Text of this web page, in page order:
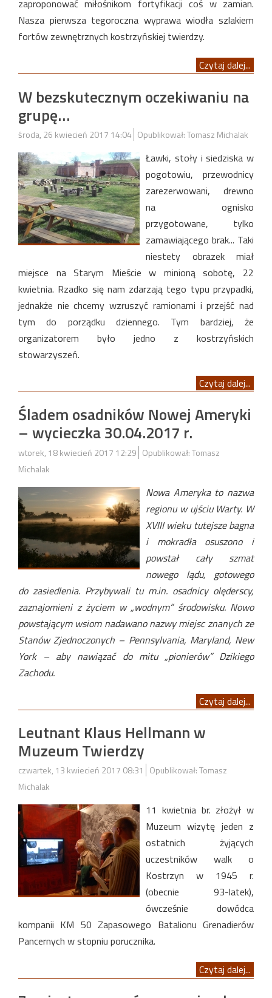
zaproponować miłośnikom fortyfikacji coś w zamian.
Nasza pierwsza tegoroczna wyprawa wiodła szlakiem
fortów zewnętrznych kostrzyńskiej twierdzy.
Czytaj dalej...
W bezskutecznym oczekiwaniu na
grupę…
środa, 26 kwiecień 2017 14:04 Opublikował: Tomasz Michalak
Ławki, stoły i siedziska w
pogotowiu, przewodnicy
zarezerwowani, drewno
na ognisko
przygotowane, tylko
zamawiającego brak... Taki
niestety obrazek miał
miejsce na Starym Mieście w minioną sobotę, 22
kwietnia. Rzadko się nam zdarzają tego typu przypadki,
jednakże nie chcemy wzruszyć ramionami i przejść nad
tym do porządku dziennego. Tym bardziej, że
organizatorem było jedno z kostrzyńskich
stowarzyszeń.
Czytaj dalej...
Śladem osadników Nowej Ameryki
– wycieczka 30.04.2017 r.
wtorek, 18 kwiecień 2017 12:29 Opublikował: Tomasz
Michalak
Nowa Ameryka to nazwa
regionu w ujściu Warty. W
XVIII wieku tutejsze bagna
i mokradła osuszono i
powstał cały szmat
nowego lądu, gotowego
do zasiedlenia. Przybywali tu m.in. osadnicy olęderscy,
zaznajomieni z życiem w „wodnym” środowisku. Nowo
powstającym wsiom nadawano nazwy miejsc znanych ze
Stanów Zjednoczonych – Pennsylvania, Maryland, New
York – aby nawiązać do mitu „pionierów” Dzikiego
Zachodu.
Czytaj dalej...
Leutnant Klaus Hellmann w
Muzeum Twierdzy
czwartek, 13 kwiecień 2017 08:31
Opublikował: Tomasz
Michalak
11 kwietnia br. złożył w
Muzeum wizytę jeden z
ostatnich żyjących
uczestników walk o
Kostrzyn w 1945 r.
(obecnie 93-latek),
ówcześnie dowódca
kompanii KM 50 Zapasowego Batalionu Grenadierów
Pancernych w stopniu porucznika.
Czytaj dalej...